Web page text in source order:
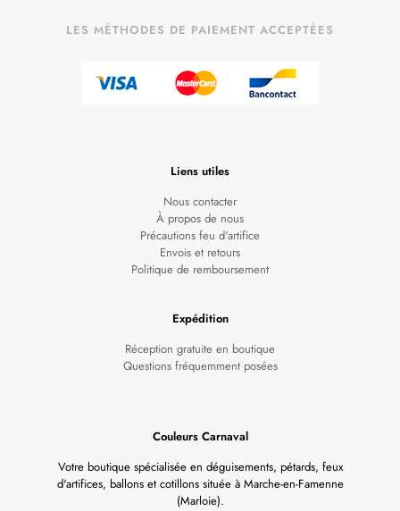
LES MÉTHODES DE PAIEMENT ACCEPTÉES
Liens utiles
Nous contacter
À propos de nous
Précautions feu d'artifice
Envois et retours
Politique de remboursement
Expédition
Réception gratuite en boutique
Questions fréquemment posées
Couleurs Carnaval
Votre boutique spécialisée en déguisements, pétards, feux
d'artifices, ballons et cotillons située à Marche-en-Famenne
(Marloie).